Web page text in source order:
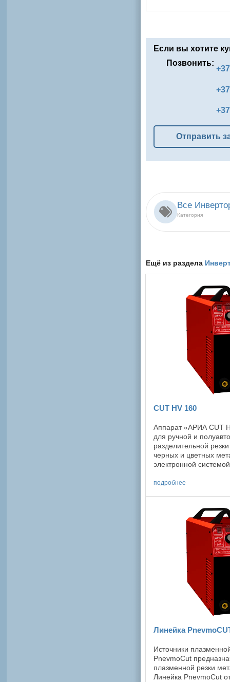
Если вы хотите
Позвонить:
Отправить
Все
Категория
Ещё из раздела
CUT HV 160
Аппарат «АРИА CUT
для ручной и
разделительной
черных и цветных
электронной
легкостью,
подробнее
Линейка
Источники
PnevmoCut
плазменной резки
Линейка PnevmoCut